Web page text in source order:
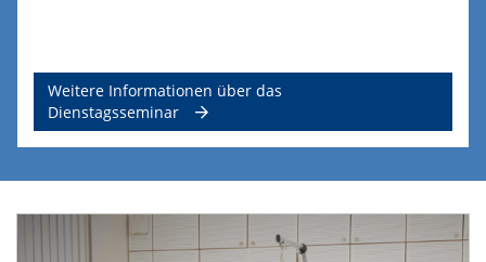
Weitere Informationen über das
Dienstagsseminar